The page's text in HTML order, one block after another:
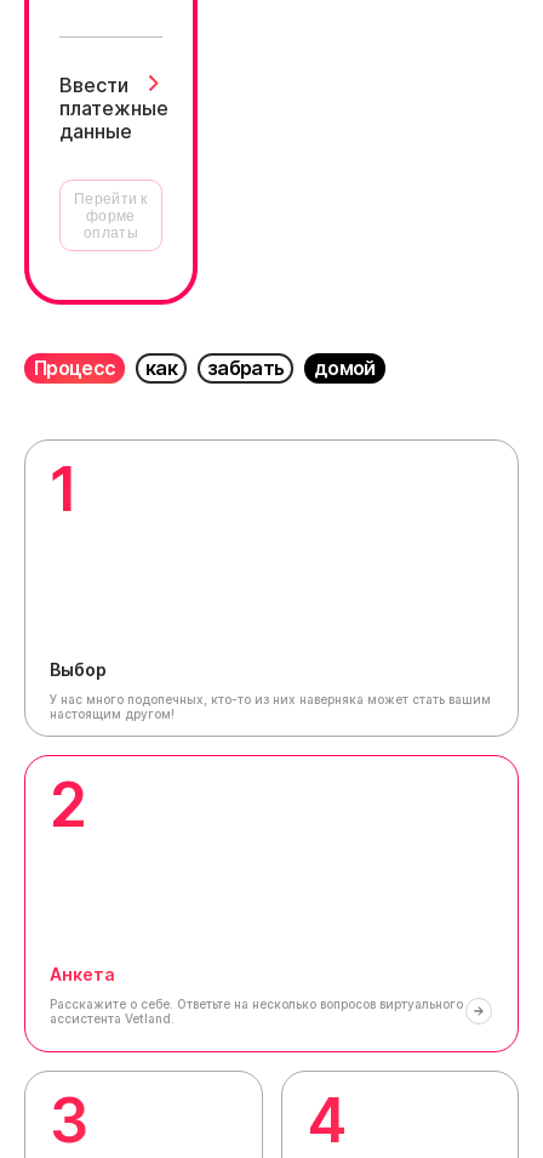
Ввести
платежные
данные
Перейти к
форме
оплаты
Процесс как забрать домой
1
Выбор
У нас много подопечных, кто-то из них наверняка может стать вашим
настоящим другом!
2
Анкета
Расскажите о себе. Ответьте на несколько вопросов виртуального
ассистента Vetland.
3 4